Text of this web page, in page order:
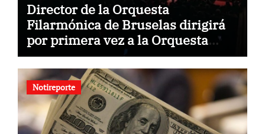
Director de la Orquesta
Filarmónica de Bruselas dirigirá
por primera vez a la Orquesta
Usach
Notireporte